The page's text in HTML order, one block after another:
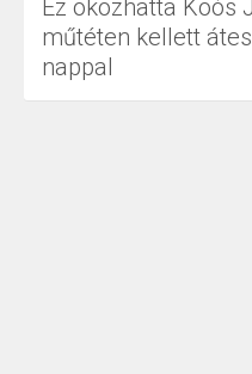
Ez okozhatta Koós
műtéten kellett
nappal